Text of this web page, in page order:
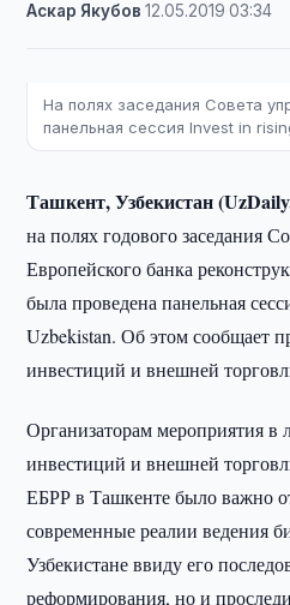
Аскар Якубов ·12.05.2019 ·03:34
На полях заседания Совета
панельная сессия Invest in
Ташкент, Узбекистан
на полях годового заседания
Европейского банка
была проведена панельная
Uzbekistan. Об этом сообщает
инвестиций и внешней
Организаторам мероприятия в
инвестиций и внешней
ЕБРР в Ташкенте было важно
современные реалии ведения
Узбекистане ввиду его
реформирования, но и